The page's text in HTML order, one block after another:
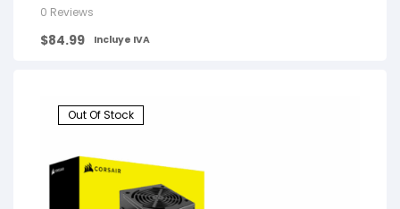
0 Reviews
$84.99 Incluye IVA
Out Of Stock